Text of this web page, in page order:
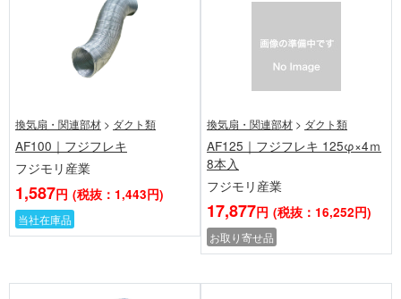
換気扇・関連部材 > ダクト類
AF100｜フジフレキ
フジモリ産業
1,587円 (税抜：1,443円)
当社在庫品
換気扇・関連部材 > ダクト類
AF125｜フジフレキ 125φ×4ｍ
8本入
フジモリ産業
17,877円 (税抜：16,252円)
お取り寄せ品